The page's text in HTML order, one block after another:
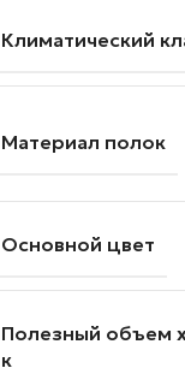
Климатический
Материал полок
Основной цвет
Полезный объем
к